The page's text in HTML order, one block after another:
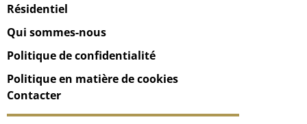
Résidentiel
Qui sommes-nous
Politique de confidentialité
Politique en matière de cookies
Contacter